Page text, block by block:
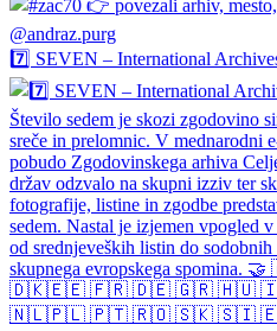
7️⃣ SEVEN – International